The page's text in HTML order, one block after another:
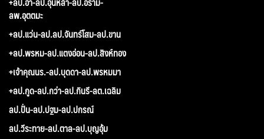
ลพ.อุตตมะ
+ลป.แว่น-ลป.ลป.จันทร์โสม-ลป.ขาน
+ลป.พรหม-ลป.แตงอ่อน-ลป.สิงห์ทอง
+เจ้าคุณนร.-ลป.บุดดา-ลป.พรหมมา
+ลป.กูด-ลป.กว่า-ลป.กินรี-ลต.เฉลิม
ลป.ปั่น-ลป.ปฐม-ลป.ปกรณ์
ลป.วีระทาย-ลป.ตาล-ลป.บุญอุ้ม